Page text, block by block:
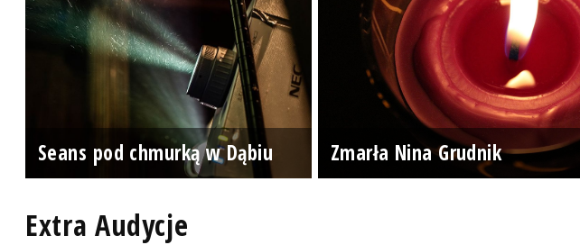
Seans pod chmurką w Dąbiu Zmarła Nina Grudnik
Extra Audycje